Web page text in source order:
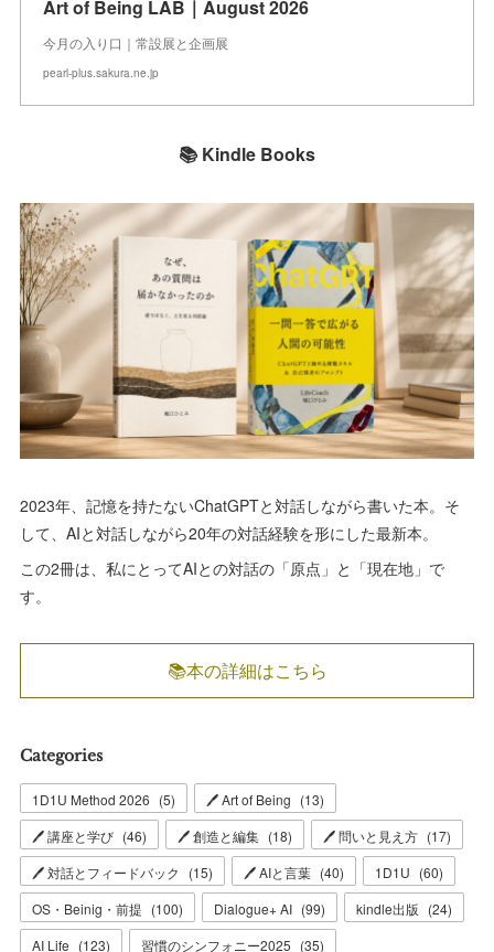
Art of Being LAB｜August 2026
今月の入り口｜常設展と企画展
pearl-plus.sakura.ne.jp
📚 Kindle Books
2023年、記憶を持たないChatGPTと対話しながら書いた本。そ
して、AIと対話しながら20年の対話経験を形にした最新本。
この2冊は、私にとってAIとの対話の「原点」と「現在地」で
す。
📚本の詳細はこちら
Categories
1D1U Method 2026 (5) 🖊 Art of Being (13)
🖊 講座と学び (46) 🖊 創造と編集 (18) 🖊 問いと見え方 (17)
🖊 対話とフィードバック
(15) 🖊 AIと言葉 (40) 1D1U (60)
OS・Beinig・前提 (100) Dialogue+ AI (99) kindle出版 (24)
AI Life (123) 習慣のシンフォニー2025 (35)